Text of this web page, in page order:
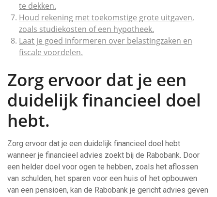
te dekken.
Houd rekening met toekomstige grote uitgaven,
zoals studiekosten of een hypotheek.
Laat je goed informeren over belastingzaken en
fiscale voordelen.
Zorg ervoor dat je een
duidelijk financieel doel
hebt.
Zorg ervoor dat je een duidelijk financieel doel hebt
wanneer je financieel advies zoekt bij de Rabobank. Door
een helder doel voor ogen te hebben, zoals het aflossen
van schulden, het sparen voor een huis of het opbouwen
van een pensioen, kan de Rabobank je gericht advies geven